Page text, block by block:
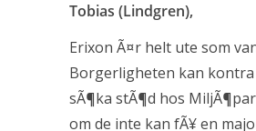
Tobias (Lindgren),
Erixon Ã¤r helt ute som
Borgerligheten kan kontra
sÃ¶ka stÃ¶d hos
om de inte kan fÃ¥ en